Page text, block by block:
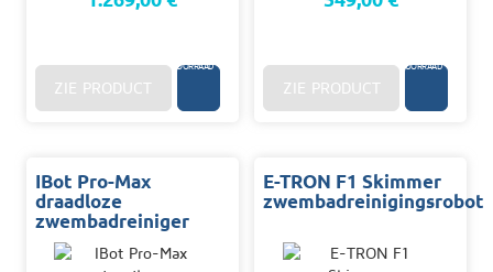
VOORRAAD
ZIE PRODUCT
VOORRAAD
ZIE PRODUCT
IBot Pro-Max
draadloze
zwembadreiniger
E-TRON F1 Skimmer
zwembadreinigingsrobot